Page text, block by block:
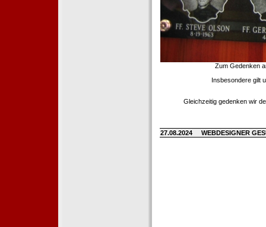
Zum Gedenken
Insbesondere gilt
Gleichzeitig gedenken wir
27.08.2024 WEBDESIGNER